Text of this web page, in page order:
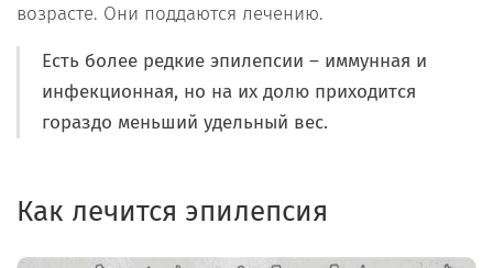
возрасте. Они поддаются лечению.
Есть более редкие эпилепсии – иммунная и
инфекционная, но на их долю приходится
гораздо меньший удельный вес.
Как лечится эпилепсия